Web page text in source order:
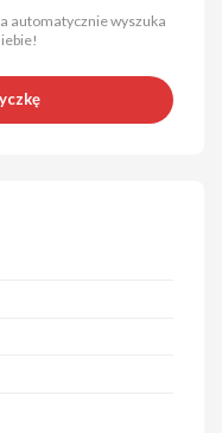
automatycznie wyszuka